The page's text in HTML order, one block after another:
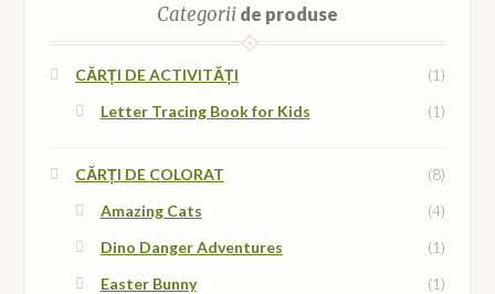
Categoriide produse
CĂRȚI DE ACTIVITĂȚI
(1)
Letter Tracing Book for Kids
(1)
CĂRȚI DE COLORAT
(8)
Amazing Cats
(4)
Dino Danger Adventures
(1)
Easter Bunny
(1)